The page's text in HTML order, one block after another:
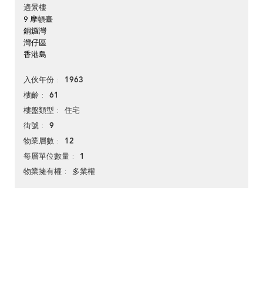
適景樓
9 摩頓臺
銅鑼灣
灣仔區
香港島
入伙年份 1963
樓齡 61
樓盤類型 住宅
街號 9
物業層數 12
每層單位數量 1
物業擁有權 多業權